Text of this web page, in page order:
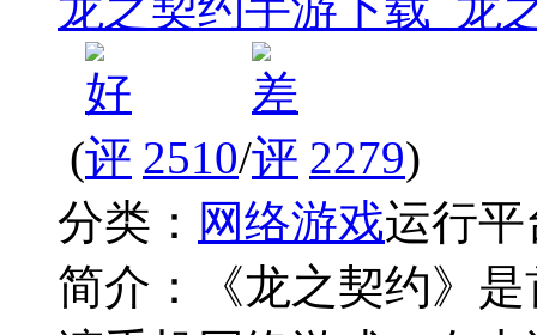
( 2510/ 2279)
分类： 网络游戏运行平
简介：
《龙之契约》